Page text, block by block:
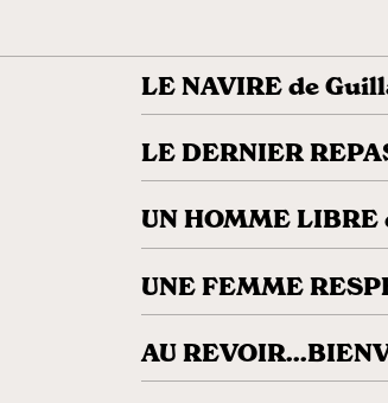
LE NAVIRE de
LE DERNIER
UN HOMME
UNE FEMME
AU